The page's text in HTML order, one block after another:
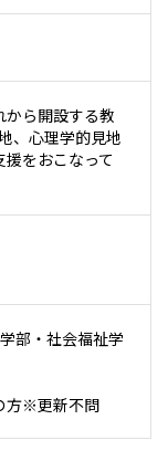
から開設する教
、心理学的見地
をおこなって
部・社会福祉学
方※更新不問